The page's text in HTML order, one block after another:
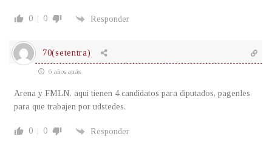
0 0 Responder
70(setentra)
6 años atrás
Arena y FMLN. aqui tienen 4 candidatos para diputados, pagenles
para que trabajen por udstedes.
0 0 Responder